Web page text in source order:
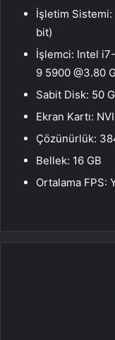
İşletim Sistemi:
bit)
İşlemci: Intel
9 5900 @3.80
Sabit Disk: 50
Ekran Kartı:
Çözünürlük:
Bellek: 16 GB
Ortalama FPS: